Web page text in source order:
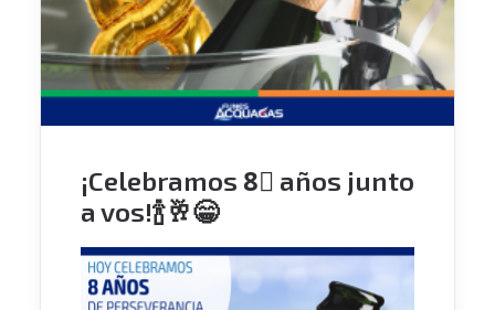
¡Celebramos 8⃣ años junto
a vos!🍾🥂😁